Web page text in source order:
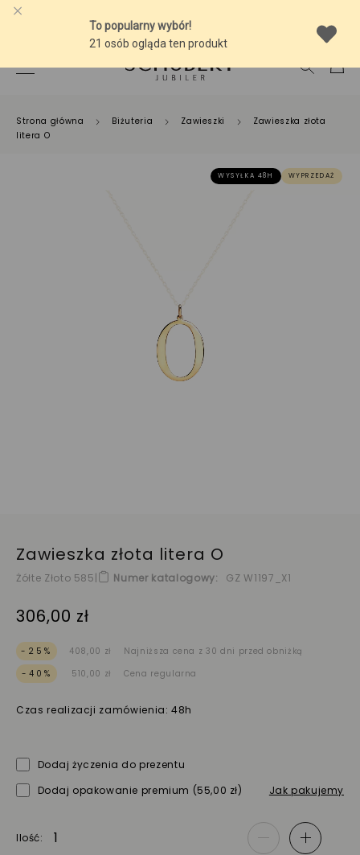
Strona główna Biżuteria Zawieszki
Zawieszka złota
litera O
WYSYŁKA 48H WYPRZEDAŻ
Zawieszka złota litera O
Żółte Złoto 585| Numer katalogowy GZ W1197_X1
306,00 zł
-25% 408,00 zł
Najniższa cena z 30 dni przed obniżką
-40%
510,00 zł Cena regularna
Czas realizacji zamówienia: 48h
Dodaj życzenia do prezentu
Dodaj opakowanie premium (55,00 zł) Jak pakujemy
Ilość - +